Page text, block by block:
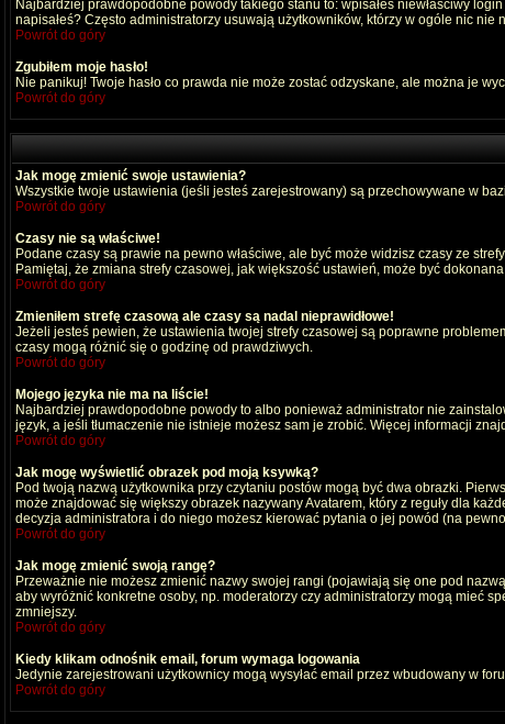
Najbardziej prawdopodobne powody takiego stanu to: wpisałeś niewłaściwy
napisałeś? Często administratorzy usuwają użytkowników, którzy w ogóle nic
Powrót do góry
Zgubiłem moje hasło!
Nie panikuj! Twoje hasło co prawda nie może zostać odzyskane, ale można je
Powrót do góry
Jak mogę zmienić swoje ustawienia?
Wszystkie twoje ustawienia (jeśli jesteś zarejestrowany) są przechowywane w
Powrót do góry
Czasy nie są właściwe!
Podane czasy są prawie na pewno właściwe, ale być może widzisz czasy ze
Pamiętaj, że zmiana strefy czasowej, jak większość ustawień, może być
Powrót do góry
Zmieniłem strefę czasową ale czasy są nadal nieprawidłowe!
Jeżeli jesteś pewien, że ustawienia twojej strefy czasowej są poprawne
czasy mogą różnić się o godzinę od prawdziwych.
Powrót do góry
Mojego języka nie ma na liście!
Najbardziej prawdopodobne powody to albo ponieważ administrator nie
język, a jeśli tłumaczenie nie istnieje możesz sam je zrobić. Więcej informacji
Powrót do góry
Jak mogę wyświetlić obrazek pod moją ksywką?
Pod twoją nazwą użytkownika przy czytaniu postów mogą być dwa obrazki.
może znajdować się większy obrazek nazywany Avatarem, który z reguły dla
decyzja administratora i do niego możesz kierować pytania o jej powód (na
Powrót do góry
Jak mogę zmienić swoją rangę?
Przeważnie nie możesz zmienić nazwy swojej rangi (pojawiają się one pod
aby wyróżnić konkretne osoby, np. moderatorzy czy administratorzy mogą mieć
zmniejszy.
Powrót do góry
Kiedy klikam odnośnik email, forum wymaga logowania
Jedynie zarejestrowani użytkownicy mogą wysyłać email przez wbudowany w
Powrót do góry